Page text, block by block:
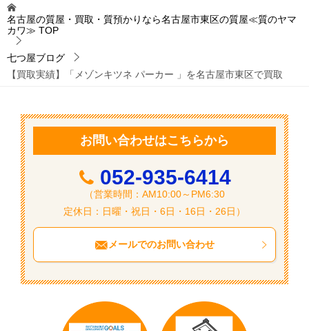
ビ
ゲ
ー
シ
名古屋の質屋・買取・質預かりなら名古屋市東区の質屋≪質のヤマ
カワ≫ TOP
七つ屋ブログ
【買取実績】「メゾンキツネ パーカー 」を名古屋市東区で買取
お問い合わせはこちらから
052-935-6414
（営業時間：AM10:00～PM6:30
定休日：日曜・祝日・6日・16日・26日）
メールでのお問い合わせ